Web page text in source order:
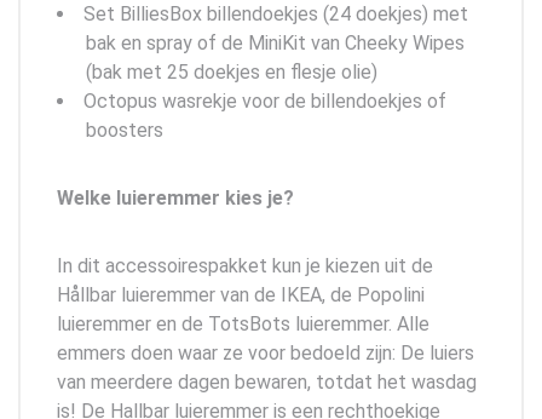
Set BilliesBox billendoekjes (24 doekjes) met
bak en spray of de MiniKit van Cheeky Wipes
(bak met 25 doekjes en flesje olie)
Octopus wasrekje voor de billendoekjes of
boosters
Welke luieremmer kies je?
In dit accessoirespakket kun je kiezen uit de
Hållbar luieremmer van de IKEA, de Popolini
luieremmer en de TotsBots luieremmer. Alle
emmers doen waar ze voor bedoeld zijn: De luiers
van meerdere dagen bewaren, totdat het wasdag
is! De Hallbar luieremmer is een rechthoekige